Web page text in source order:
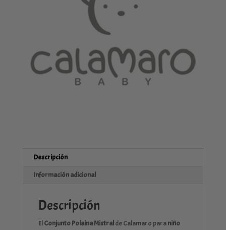
Descripción
Información adicional
Descripción
El Conjunto Polaina Mistral de Calamaro paraniño